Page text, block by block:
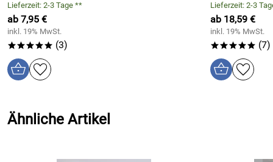
Seite der Zugschnur: wechselbar
Lieferzeit: 2-3 Tage **
ab 7,95 €
inkl. 19% MwSt.
***** (3)
Lieferzeit: 2-3
ab 18,59 €
inkl. 19% MwSt.
***** (7)
Ähnliche Artikel